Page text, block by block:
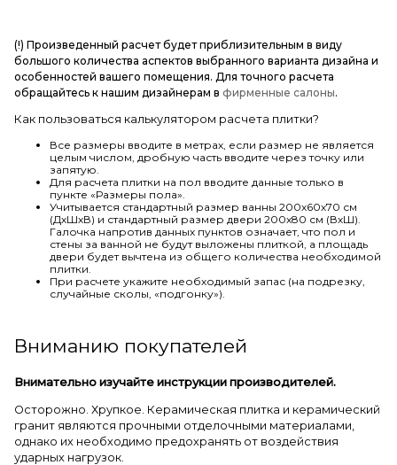
(!) Произведенный расчет будет приблизительным в виду
большого количества аспектов выбранного варианта дизайна и
особенностей вашего помещения. Для точного расчета
обращайтесь к нашим дизайнерам в фирменные салоны.
Как пользоваться калькулятором расчета плитки?
Все размеры вводите в метрах, если размер не является
целым числом, дробную часть вводите через точку или
запятую.
Для расчета плитки на пол вводите данные только в
пункте «Размеры пола».
Учитывается стандартный размер ванны 200х60х70 см
(ДхШхВ) и стандартный размер двери 200х80 см (ВхШ).
Галочка напротив данных пунктов означает, что пол и
стены за ванной не будут выложены плиткой, а площадь
двери будет вычтена из общего количества необходимой
плитки.
При расчете укажите необходимый запас (на подрезку,
случайные сколы, «подгонку»).
Вниманию покупателей
Внимательно изучайте инструкции производителей.
Осторожно. Хрупкое. Керамическая плитка и керамический
гранит являются прочными отделочными материалами,
однако их необходимо предохранять от воздействия
ударных нагрузок.